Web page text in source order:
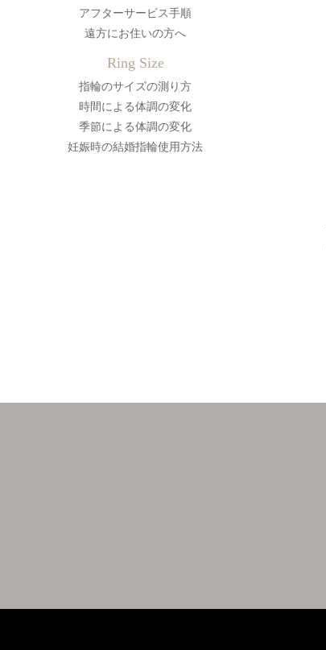
アフターサービス手順
遠方にお住いの方へ
Ring Size
指輪のサイズの測り方
時間による体調の変化
季節による体調の変化
妊娠時の結婚指輪使用方法